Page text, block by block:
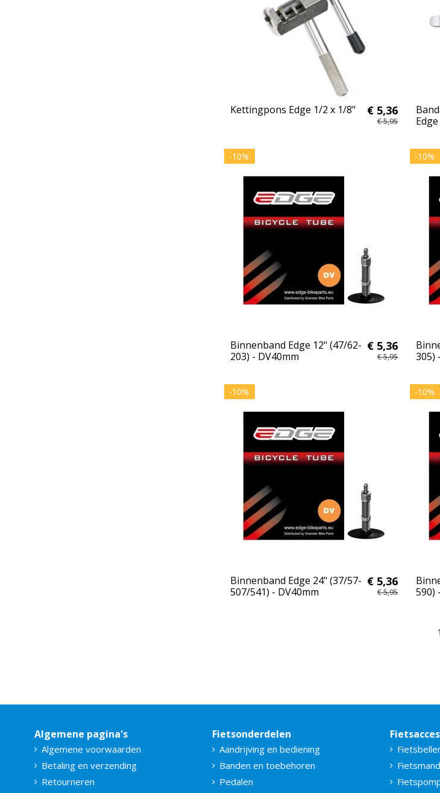
Kettingpons Edge 1/2 x 1/8" € 5,36
€ 5,95
-10%
Binnenband Edge 12" (47/62-
203) - DV40mm
€ 5,36
€ 5,95
-10%
305)
-10%
Binnenband Edge 24" (37/57-
507/541) - DV40mm
€ 5,36
€ 5,95
-10%
590)
Algemene pagina's
Algemene voorwaarden
Betaling en verzending
Retourneren
Fietsonderdelen
Aandrijving en bediening
Banden en toebehoren
Pedalen